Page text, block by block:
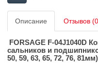
Описание Отзывов
FORSAGE F-04J1040D
сальников и
50, 59, 63, 65, 72, 76,